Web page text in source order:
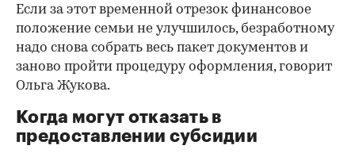
Если за этот временной отрезок финансовое
положение семьи не улучшилось, безработному
надо снова собрать весь пакет документов и
заново пройти процедуру оформления, говорит
Ольга Жукова.
Когда могут отказать в
предоставлении субсидии